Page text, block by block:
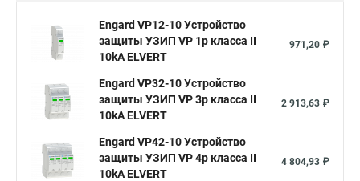
Engard VP12-10 Устройство
защиты УЗИП VP 1p класса II
10kA ELVERT
971,20 ₽
Engard VP32-10 Устройство
защиты УЗИП VP 3р класса II
10kA ELVERT
2 913,63 ₽
Engard VP42-10 Устройство
защиты УЗИП VP 4p класса II
10kA ELVERT
4 804,93 ₽